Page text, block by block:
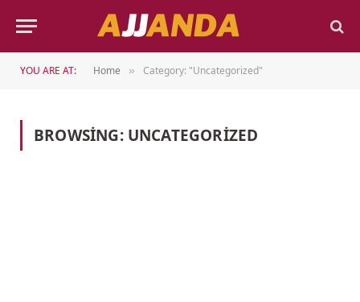
YOU ARE AT: Home » Category: "Uncategorized"
BROWSING: UNCATEGORIZED